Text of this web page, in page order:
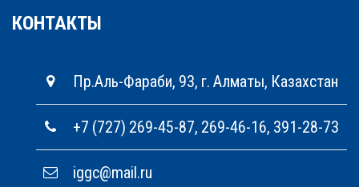
КОНТАКТЫ
Пр.Аль-Фараби, 93, г. Алматы, Казахстан
+7 (727) 269-45-87, 269-46-16, 391-28-73
iggc@mail.ru